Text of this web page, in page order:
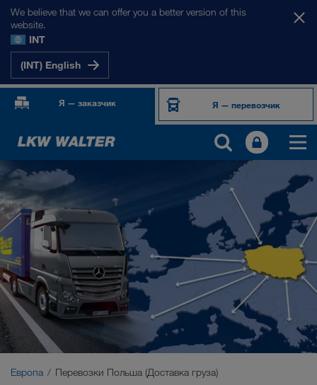
We believe that we can offer you a better version of this
website.
INT
(INT) English
Я — заказчик Я — перевозчик
НАШИ РЫНКИ
Европа
Центральная Азия
Россия
Ближний Восток
Европа Перевозки Польша (Доставка груза)